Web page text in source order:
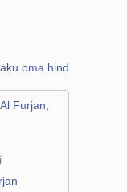
oma hind
Furjan,